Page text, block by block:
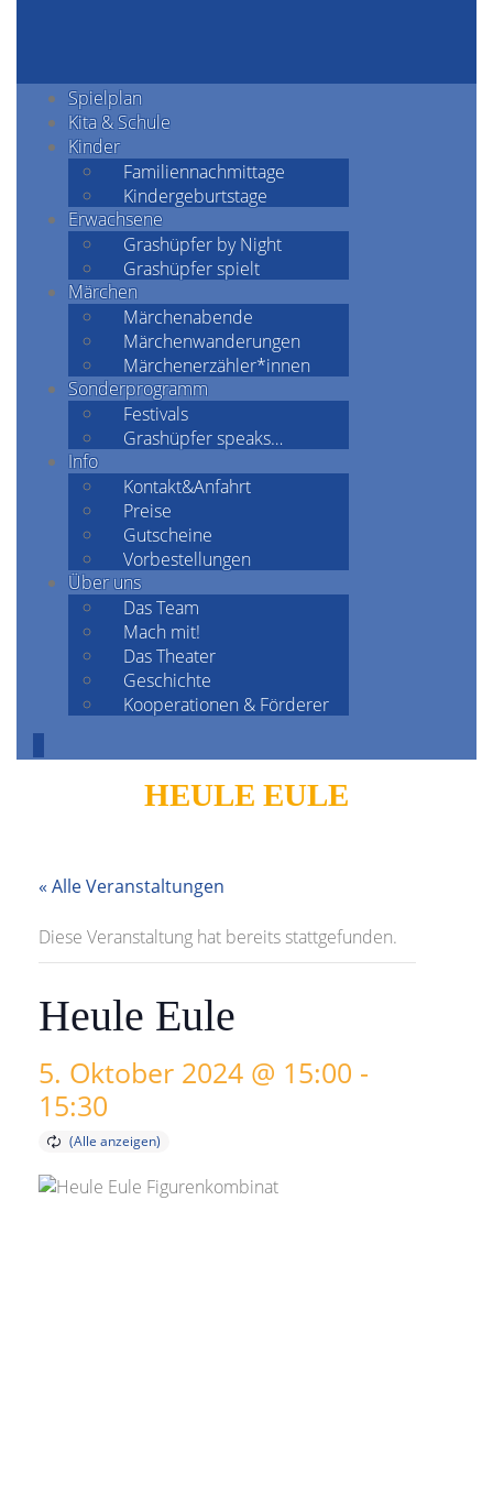
Spielplan
Kita & Schule
Kinder
Familiennachmittage
Kindergeburtstage
Erwachsene
Grashüpfer by Night
Grashüpfer spielt
Märchen
Märchenabende
Märchenwanderungen
Märchenerzähler*innen
Sonderprogramm
Festivals
Grashüpfer speaks…
Info
Kontakt&Anfahrt
Preise
Gutscheine
Vorbestellungen
Über uns
Das Team
Mach mit!
Das Theater
Geschichte
Kooperationen & Förderer
HEULE EULE
« Alle Veranstaltungen
Diese Veranstaltung hat bereits stattgefunden.
Heule Eule
5. Oktober 2024 @ 15:00 -
15:30